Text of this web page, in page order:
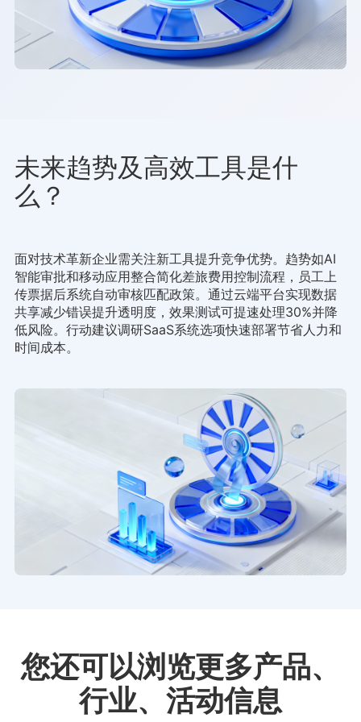
未来趋势及高效工具是什
么？
面对技术革新企业需关注新工具提升竞争优势。趋势如AI
智能审批和移动应用整合简化差旅费用控制流程，员工上
传票据后系统自动审核匹配政策。通过云端平台实现数据
共享减少错误提升透明度，效果测试可提速处理30%并降
低风险。行动建议调研SaaS系统选项快速部署节省人力和
时间成本。
您还可以浏览更多产品、
行业、活动信息